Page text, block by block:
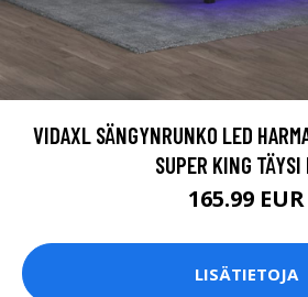
VIDAXL SÄNGYNRUNKO LED
SUPER KING TÄYSI
165.99 EUR
LISÄTIETOJA